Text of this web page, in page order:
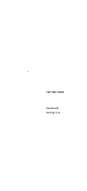
רשתות חברתיות
Facebook
Instagram